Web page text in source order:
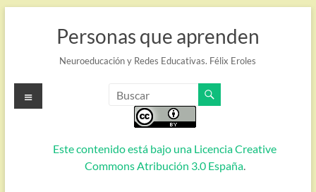
Personas que aprenden
Neuroeducación y Redes Educativas. Félix Eroles
Este contenido está bajo una Licencia Creative
Commons Atribución 3.0 España.
Menú